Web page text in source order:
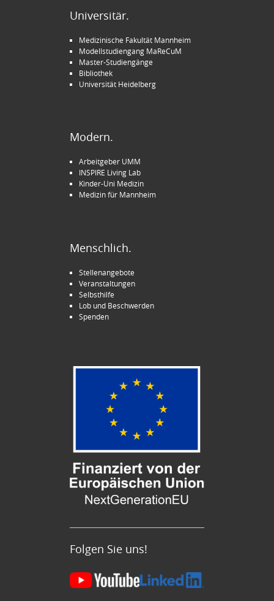
Universitär.
Medizinische Fakultät Mannheim
Modellstudiengang MaReCuM
Master-Studiengänge
Bibliothek
Universität Heidelberg
Modern.
Arbeitgeber UMM
INSPIRE Living Lab
Kinder-Uni Medizin
Medizin für Mannheim
Menschlich.
Stellenangebote
Veranstaltungen
Selbsthilfe
Lob und Beschwerden
Spenden
Folgen Sie uns!